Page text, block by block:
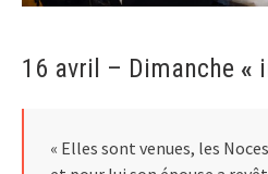
16 avril – Dimanche «
« Elles sont venues, les